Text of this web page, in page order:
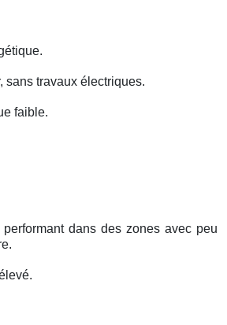
sans travaux électriques.
faible.
dans des zones avec peu